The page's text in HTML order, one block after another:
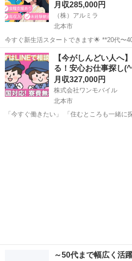
月収285,000円
（株）アルミラ
北本市
今すぐ新生活スタートできます🌟 **20代〜
中！**未経験の方も歓迎です！ 〇●LINEからの応募が可能になりまし
た♪●〇 下記URLよりお友達登録をお願い
埼玉 北本市 工場 未経験
【今がしんどい人へ
る！安心お仕事探し
月収327,000円
株式会社ワンモバイル
北本市
「今すぐ働きたい」 「住むところも一緒に探したい」 そんな方に向け
～50代まで幅広く活